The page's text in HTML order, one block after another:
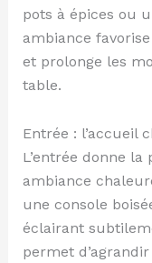
pots à épices ou
ambiance
et prolonge les
table.
Entrée : l’accueil
L’entrée donne
ambiance
une console
éclairant
permet